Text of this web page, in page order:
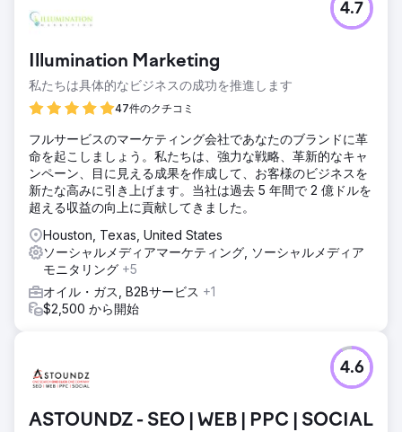
Illumination Marketing
私たちは具体的なビジネスの成功を推進します
47件のクチコミ
4.7
フルサービスのマーケティング会社であなたのブランドに革
命を起こしましょう。私たちは、強力な戦略、革新的なキャ
ンペーン、目に見える成果を作成して、お客様のビジネスを
新たな高みに引き上げます。当社は過去 5 年間で 2 億ドルを
超える収益の向上に貢献してきました。
Houston, Texas, United States
ソーシャルメディアマーケティング, ソーシャルメディア
モニタリング +5
オイル・ガス, B2Bサービス +1
$2,500 から開始
ASTOUNDZ - SEO | WEB | PPC | SOCIAL
4.6